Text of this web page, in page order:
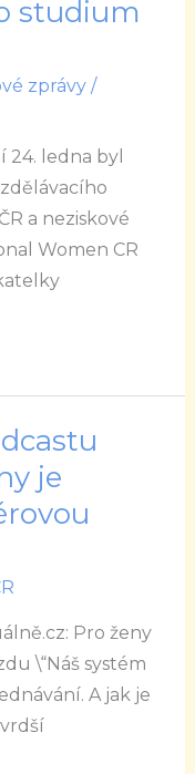
studium
zprávy/
24. ledna byl
a neziskové
Women CR
je
Pro ženy
\“Náš systém
A jak je